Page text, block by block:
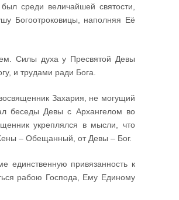
среди величайшей святости,
Богоотроковицы, наполняя Её
Силы духа у Пресвятой Девы
и трудами ради Бога.
Захария, не могущий
беседы Девы с Архангелом во
укреплялся в мысли, что
– Обещанный, от Девы – Бог.
единственную привязанность к
рабою Господа, Ему Единому